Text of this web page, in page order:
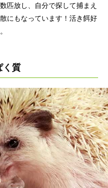
匹放し、自分で探して捕まえ
にもなっています！活き餌好
く質